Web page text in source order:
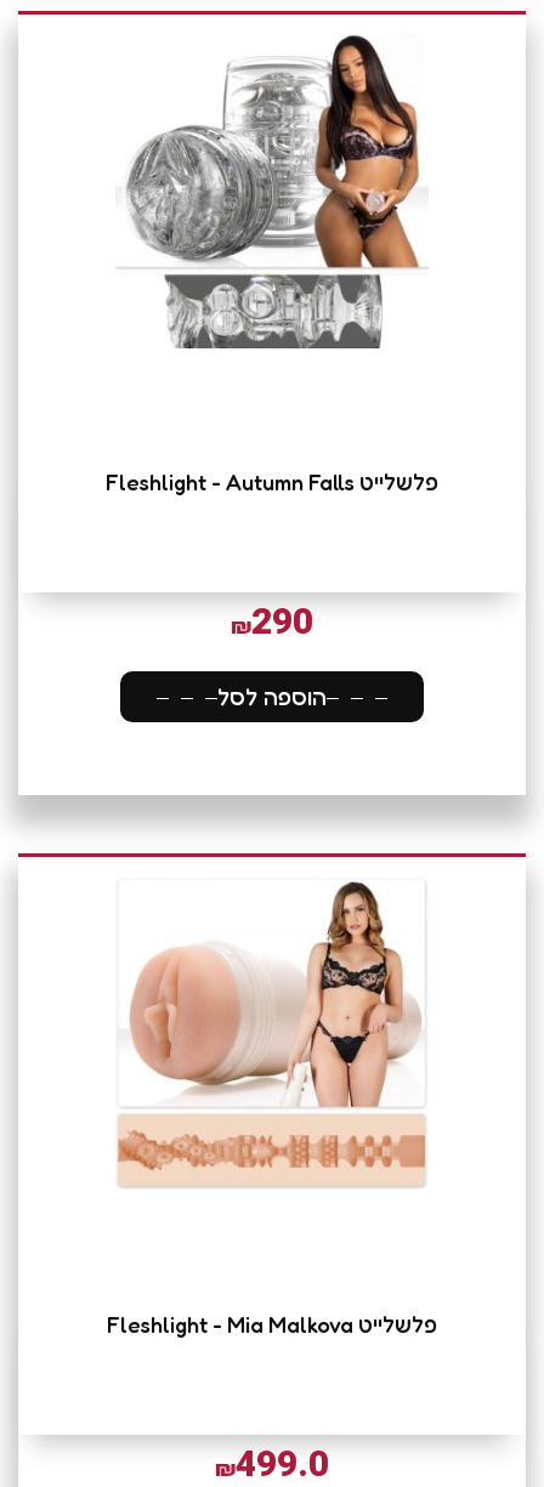
פלשלייט Fleshlight - Autumn Falls
₪290
הוספה לסל
פלשלייט Fleshlight - Mia Malkova
₪499.0